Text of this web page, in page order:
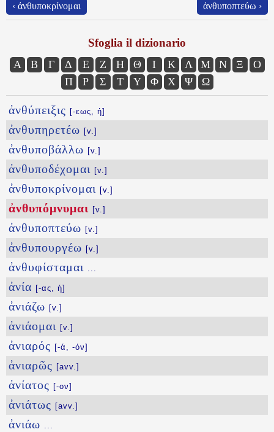
‹ ἀνθυποκρίνομαι ἀνθυποπτεύω ›
Sfoglia il dizionario
Α Β Γ Δ Ε Ζ Η Θ Ι Κ Λ Μ Ν Ξ
Ο
Π
Ρ Σ Τ Υ Φ Χ Ψ Ω
ἀνθύπειξις [-εως, ἡ]
ἀνθυπηρετέω [v.]
ἀνθυποβάλλω [v.]
ἀνθυποδέχομαι [v.]
ἀνθυποκρίνομαι [v.]
ἀνθυπόμνυμαι [v.]
ἀνθυποπτεύω [v.]
ἀνθυπουργέω [v.]
ἀνθυφίσταμαι ...
ἀνία [-ας, ἡ]
ἀνιάζω [v.]
ἀνιάομαι [v.]
ἀνιαρός [-ά, -όν]
ἀνιαρῶς [avv.]
ἀνίατος [-ον]
ἀνιάτως [avv.]
ἀνιάω ...